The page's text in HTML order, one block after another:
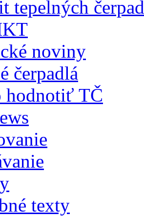
tepelných
noviny
čerpadlá
hodnotiť TČ
texty